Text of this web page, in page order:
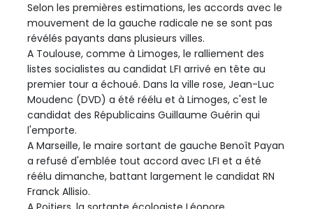
Selon les premières estimations, les accords avec le
mouvement de la gauche radicale ne se sont pas
révélés payants dans plusieurs villes.
A Toulouse, comme à Limoges, le ralliement des
listes socialistes au candidat LFI arrivé en tête au
premier tour a échoué. Dans la ville rose, Jean-Luc
Moudenc (DVD) a été réélu et à Limoges, c'est le
candidat des Républicains Guillaume Guérin qui
l'emporte.
A Marseille, le maire sortant de gauche Benoît Payan
a refusé d'emblée tout accord avec LFI et a été
réélu dimanche, battant largement le candidat RN
Franck Allisio.